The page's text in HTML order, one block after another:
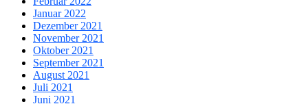
Januar 2022
Dezember 2021
November 2021
Oktober 2021
September 2021
August 2021
Juli 2021
Juni 2021